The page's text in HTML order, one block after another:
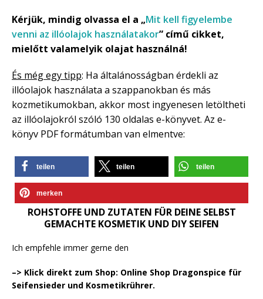
Kérjük, mindig olvassa el a „Mit kell figyelembe
venni az illóolajok használatakor” című cikket,
mielőtt valamelyik olajat használná!
És még egy tipp: Ha általánosságban érdekli az
illóolajok használata a szappanokban és más
kozmetikumokban, akkor most ingyenesen letöltheti
az illóolajokról szóló 130 oldalas e-könyvet. Az e-
könyv PDF formátumban van elmentve:
teilen teilen teilen
merken
ROHSTOFFE UND ZUTATEN FÜR DEINE SELBST
GEMACHTE KOSMETIK UND DIY SEIFEN
Ich empfehle immer gerne den
–> Klick direkt zum Shop: Online Shop Dragonspice für
Seifensieder und Kosmetikrührer.